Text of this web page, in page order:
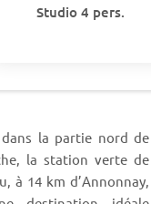
Studio 4 pers.
dans la partie nord de
la station verte de
à 14 km d’Annonnay,